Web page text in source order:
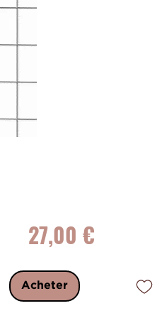
27,00 €Prix
Acheter